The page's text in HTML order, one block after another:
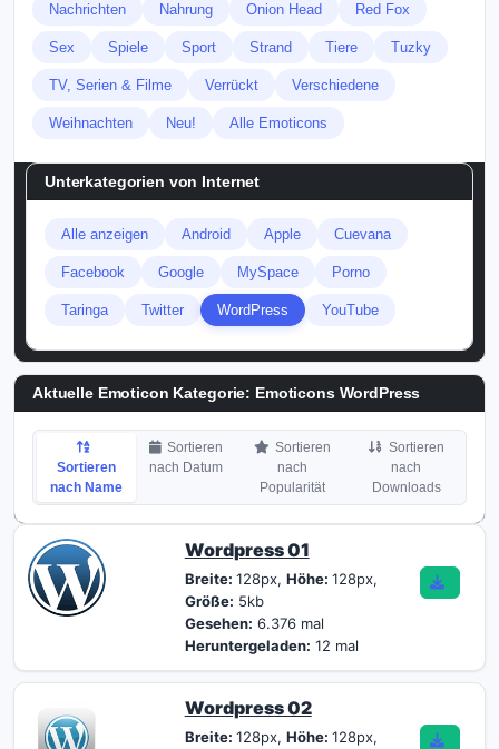
Nachrichten Nahrung Onion Head Red Fox
Sex Spiele Sport Strand Tiere Tuzky
TV, Serien & Filme Verrückt Verschiedene
Weihnachten Neu! Alle Emoticons
Unterkategorien von Internet
Alle anzeigen Android Apple Cuevana
Facebook Google MySpace Porno
Taringa Twitter WordPress YouTube
Aktuelle Emoticon Kategorie: Emoticons WordPress
Sortieren
nach Name
Sortieren
nach Datum
Sortieren
nach
Popularität
Sortieren
nach
Downloads
Wordpress 01
Breite: 128px, Höhe: 128px,
Größe: 5kb
Gesehen: 6.376 mal
Heruntergeladen: 12 mal
Wordpress 02
Breite: 128px, Höhe: 128px,